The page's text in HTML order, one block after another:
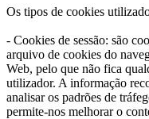
Os tipos de cookies
- Cookies de sessão: são
arquivo de cookies do
Web, pelo que não fica
utilizador. A informação
analisar os padrões de
permite-nos melhorar o